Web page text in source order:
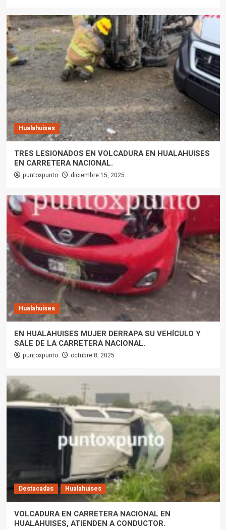
Hualahuises
TRES LESIONADOS EN VOLCADURA EN HUALAHUISES
EN CARRETERA NACIONAL.
puntoxpunto diciembre 15, 2025
Hualahuises
EN HUALAHUISES MUJER DERRAPA SU VEHÍCULO Y
SALE DE LA CARRETERA NACIONAL.
puntoxpunto octubre 8, 2025
Destacadas Hualahuises
VOLCADURA EN CARRETERA NACIONAL EN
HUALAHUISES, ATIENDEN A CONDUCTOR.